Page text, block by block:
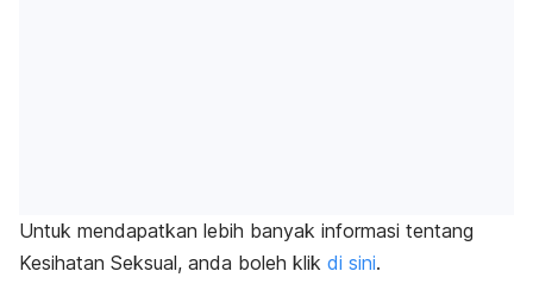
Untuk mendapatkan lebih banyak informasi tentang
Kesihatan Seksual, anda boleh klik di sini.